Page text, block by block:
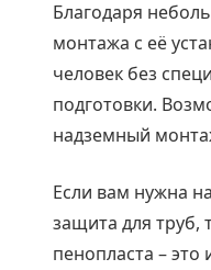
Благодаря
монтажа с её
человек без
подготовки.
надземный
Если вам нужна
защита для труб,
пенопласта –